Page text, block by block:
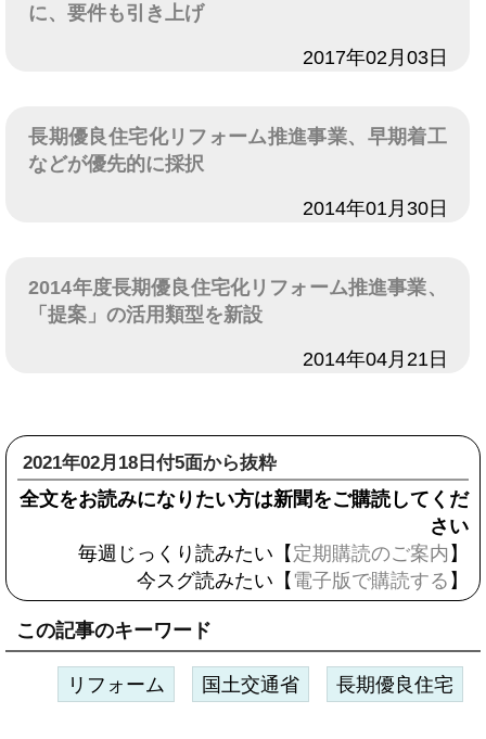
に、要件も引き上げ
2017年02月03日
長期優良住宅化リフォーム推進事業、早期着工
などが優先的に採択
2014年01月30日
2014年度長期優良住宅化リフォーム推進事業、
「提案」の活用類型を新設
2014年04月21日
2021年02月18日付5面から抜粋
全文をお読みになりたい方は新聞をご購読してくだ
さい
毎週じっくり読みたい【 定期購読のご案内 】
今スグ読みたい【 電子版で購読する 】
この記事のキーワード
リフォーム 国土交通省 長期優良住宅